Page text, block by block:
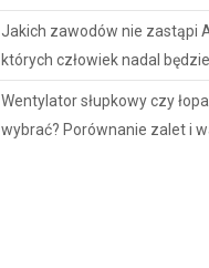
Jakich zawodów nie zastąpi
których człowiek nadal
Wentylator słupkowy czy
wybrać? Porównanie zalet i